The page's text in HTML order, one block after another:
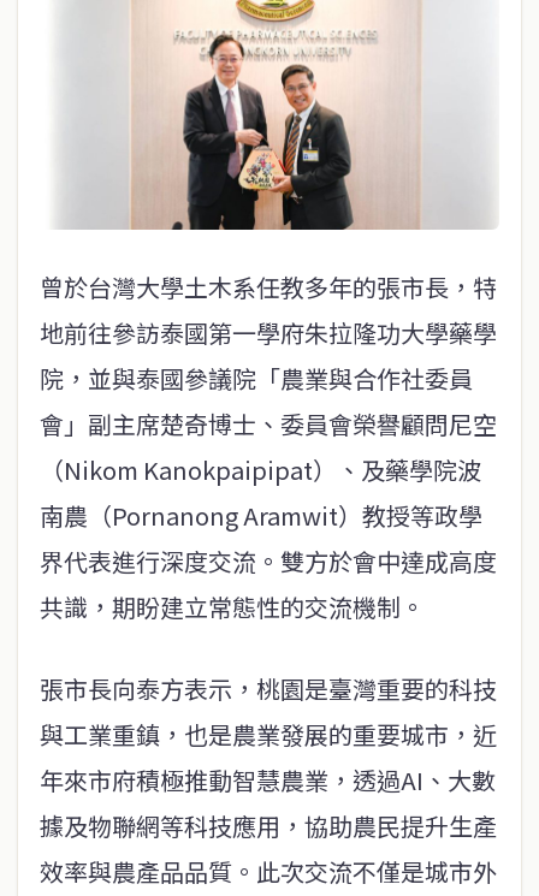
曾於台灣大學土木系任教多年的張市長，特
地前往參訪泰國第一學府朱拉隆功大學藥學
院，並與泰國參議院「農業與合作社委員
會」副主席楚奇博士、委員會榮譽顧問尼空
（Nikom Kanokpaipipat）、及藥學院波
南農（Pornanong Aramwit）教授等政學
界代表進行深度交流。雙方於會中達成高度
共識，期盼建立常態性的交流機制。
張市長向泰方表示，桃園是臺灣重要的科技
與工業重鎮，也是農業發展的重要城市，近
年來市府積極推動智慧農業，透過AI、大數
據及物聯網等科技應用，協助農民提升生產
效率與農產品品質。此次交流不僅是城市外